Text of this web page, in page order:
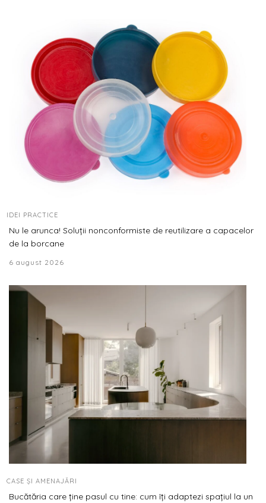
IDEI PRACTICE
Nu le arunca! Soluții nonconformiste de reutilizare a capacelor
de la borcane
6 august 2026
CASE ȘI AMENAJĂRI
Bucătăria care ține pasul cu tine: cum îți adaptezi spațiul la un